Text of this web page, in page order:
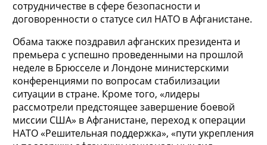
сотрудничестве в сфере безопасности и
договоренности о статусе сил НАТО в Афганистане.
Обама также поздравил афганских президента и
премьера с успешно проведенными на прошлой
неделе в Брюсселе и Лондоне министерскими
конференциями по вопросам стабилизации
ситуации в стране. Кроме того, «лидеры
рассмотрели предстоящее завершение боевой
миссии США» в Афганистане, переход к операции
НАТО «Решительная поддержка», «пути укрепления